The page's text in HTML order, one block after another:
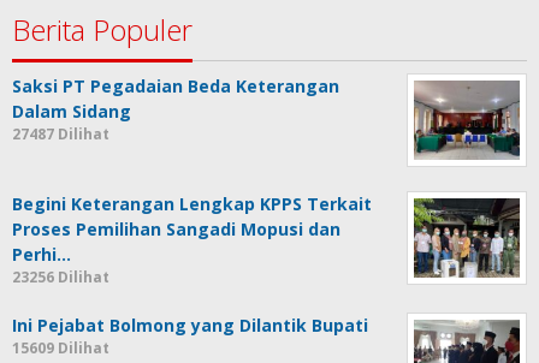
Berita Populer
Saksi PT Pegadaian Beda Keterangan
Dalam Sidang
27487 Dilihat
Begini Keterangan Lengkap KPPS Terkait
Proses Pemilihan Sangadi Mopusi dan
Perhi…
23256 Dilihat
Ini Pejabat Bolmong yang Dilantik Bupati
15609 Dilihat